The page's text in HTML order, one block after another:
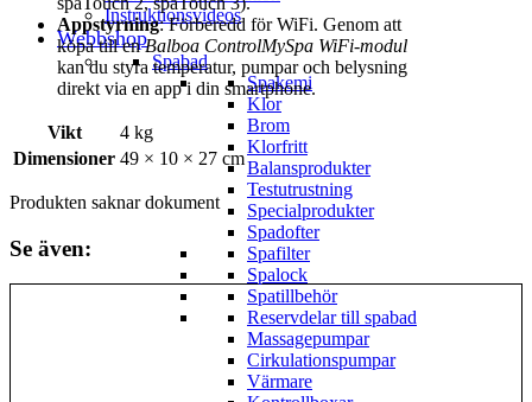
Instruktionsvideos
Webbshop
Spabad
Spakemi
Klor
Brom
Klorfritt
Balansprodukter
Testutrustning
Specialprodukter
Spadofter
Spafilter
Spalock
Spatillbehör
Reservdelar till spabad
Massagepumpar
Cirkulationspumpar
Värmare
Appstyrning: Förberedd för WiFi. Genom att
köpa till enBalboa ControlMySpa WiFi-modul
kan du styra temperatur, pumpar och belysning
direkt via en app i din smartphone.
Vikt
4 kg
Dimensioner 49 × 10 × 27 cm
Produkten saknar dokument
Se även: